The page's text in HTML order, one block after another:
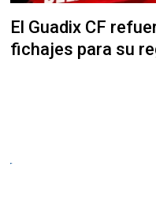
El Guadix CF
fichajes para su